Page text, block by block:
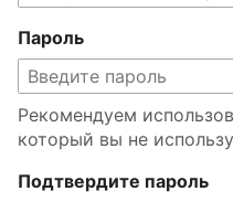
Пароль
Рекомендуем
который вы не
Подтвердите пароль